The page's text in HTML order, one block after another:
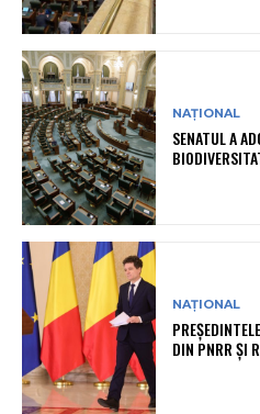
NAȚIONAL
SENATUL A
NAȚIONAL
DIN PNRR ȘI